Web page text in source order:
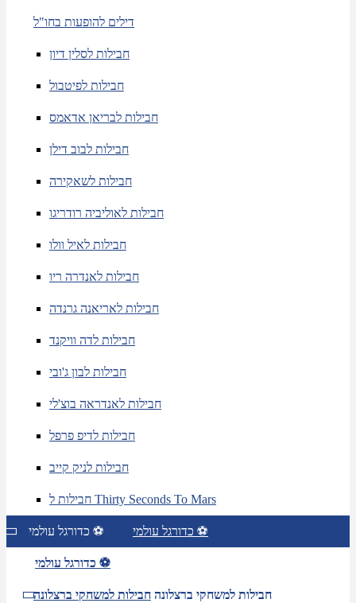
דילים להופעות בחו"ל
חבילות לסלין דיון
חבילות לפיטבול
חבילות לבריאן אדאמס
חבילות לבוב דילן
חבילות לשאקירה
חבילות לאוליביה רודריגו
חבילות לאיל וולו
חבילות לאנדרה ריו
חבילות לאריאנה גרנדה
חבילות לדה וויקנד
חבילות לבון ג'ובי
חבילות לאנדראה בוצ'לי
חבילות לדיפ פרפל
חבילות לניק קייב
חבילות ל Thirty Seconds To Mars
כדורגל עולמי ⚽ כדורגל עולמי ⚽
כדורגל עולמי ⚽
חבילות למשחקי ברצלונה חבילות למשחקי ברצלונה